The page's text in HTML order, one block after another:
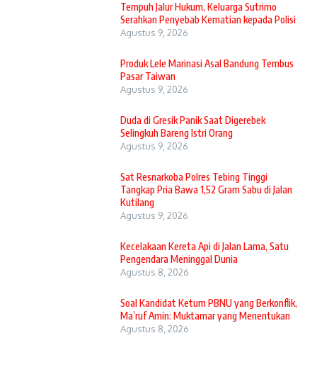
Tempuh Jalur Hukum, Keluarga Sutrimo
Serahkan Penyebab Kematian kepada Polisi
Agustus 9, 2026
Produk Lele Marinasi Asal Bandung Tembus
Pasar Taiwan
Agustus 9, 2026
Duda di Gresik Panik Saat Digerebek
Selingkuh Bareng Istri Orang
Agustus 9, 2026
Sat Resnarkoba Polres Tebing Tinggi
Tangkap Pria Bawa 1,52 Gram Sabu di Jalan
Kutilang
Agustus 9, 2026
Kecelakaan Kereta Api di Jalan Lama, Satu
Pengendara Meninggal Dunia
Agustus 8, 2026
Soal Kandidat Ketum PBNU yang Berkonflik,
Ma’ruf Amin: Muktamar yang Menentukan
Agustus 8, 2026